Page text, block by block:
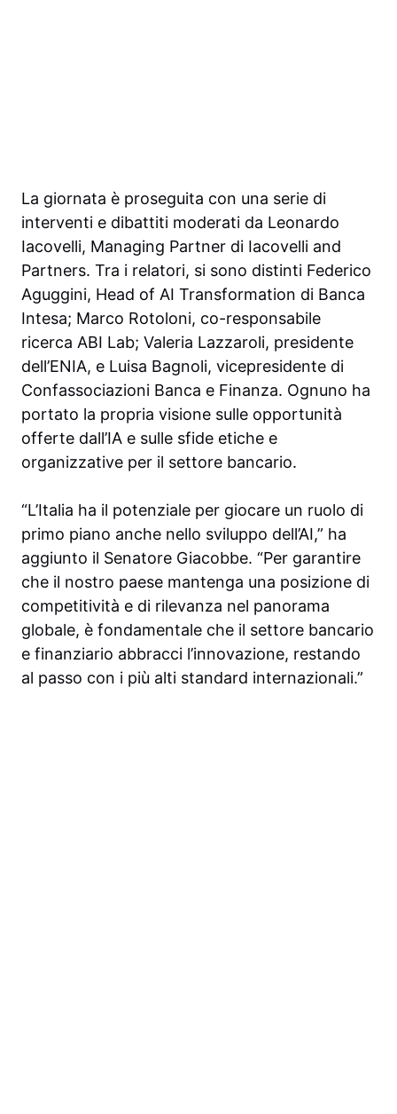
La giornata è proseguita con una serie di
interventi e dibattiti moderati da Leonardo
Iacovelli, Managing Partner di Iacovelli and
Partners. Tra i relatori, si sono distinti Federico
Aguggini, Head of AI Transformation di Banca
Intesa; Marco Rotoloni, co-responsabile
ricerca ABI Lab; Valeria Lazzaroli, presidente
dell’ENIA, e Luisa Bagnoli, vicepresidente di
Confassociazioni Banca e Finanza. Ognuno ha
portato la propria visione sulle opportunità
offerte dall’IA e sulle sfide etiche e
organizzative per il settore bancario.
“L’Italia ha il potenziale per giocare un ruolo di
primo piano anche nello sviluppo dell’AI,” ha
aggiunto il Senatore Giacobbe. “Per garantire
che il nostro paese mantenga una posizione di
competitività e di rilevanza nel panorama
globale, è fondamentale che il settore bancario
e finanziario abbracci l’innovazione, restando
al passo con i più alti standard internazionali.”